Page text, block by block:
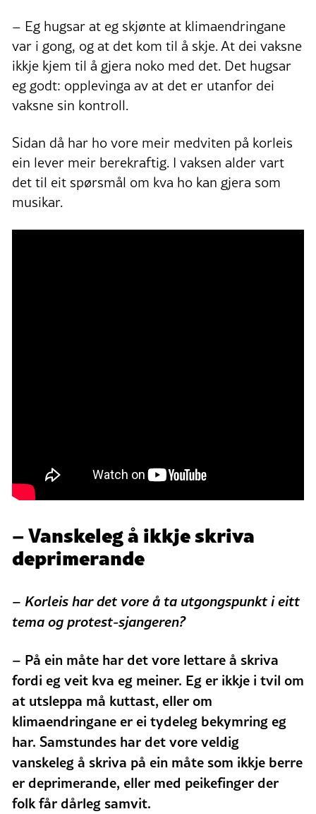
– Eg hugsar at eg skjønte at klimaendringane
var i gong, og at det kom til å skje. At dei vaksne
ikkje kjem til å gjera noko med det. Det hugsar
eg godt: opplevinga av at det er utanfor dei
vaksne sin kontroll.
Sidan då har ho vore meir medviten på korleis
ein lever meir berekraftig. I vaksen alder vart
det til eit spørsmål om kva ho kan gjera som
musikar.
– Vanskeleg å ikkje skriva
deprimerande
– Korleis har det vore å ta utgongspunkt i eitt
tema og protest-sjangeren?
– På ein måte har det vore lettare å skriva
fordi eg veit kva eg meiner. Eg er ikkje i tvil om
at utsleppa må kuttast, eller om
klimaendringane er ei tydeleg bekymring eg
har. Samstundes har det vore veldig
vanskeleg å skriva på ein måte som ikkje berre
er deprimerande, eller med peikefinger der
folk får dårleg samvit.